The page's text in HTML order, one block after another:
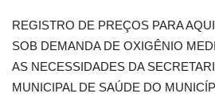
Secretarias e Órgãos
Mural de Licitações
REGISTRO DE PREÇOS PARA
SOB DEMANDA DE OXIGÊNIO
AS NECESSIDADES DA
MUNICIPAL DE SAÚDE DO